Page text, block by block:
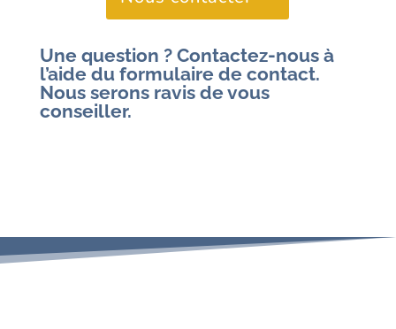
Une question ? Contactez-nous à
l’aide du formulaire de contact.
Nous serons ravis de vous
conseiller.